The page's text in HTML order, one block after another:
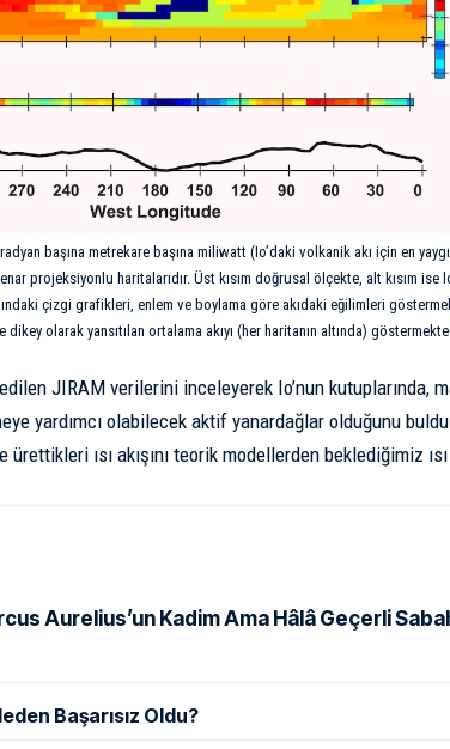
başına metrekare başına miliwatt (Io’daki volkanik akı için en
projeksiyonlu haritalarıdır. Üst kısım doğrusal ölçekte, alt kısım ise
çizgi grafikleri, enlem ve boylama göre akıdaki eğilimleri
dikey olarak yansıtılan ortalama akıyı (her haritanın altında)
JIRAM verilerini inceleyerek Io’nun kutuplarında,
yardımcı olabilecek aktif yanardağlar olduğunu
ısı akışını teorik modellerden beklediğimiz ısı
Aurelius’un Kadim Ama Hâlâ Geçerli
Başarısız Oldu?